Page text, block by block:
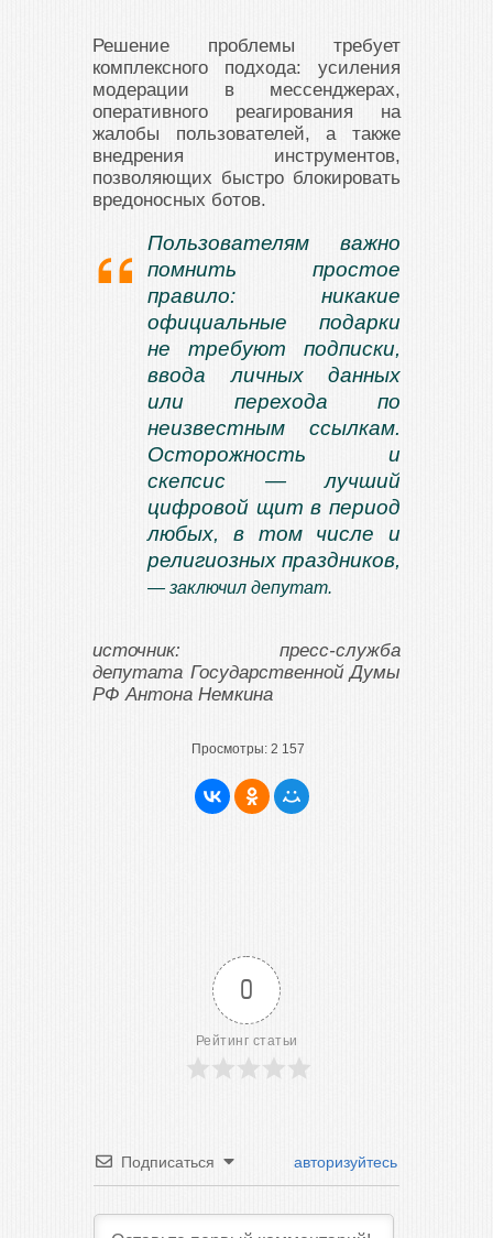
Решение проблемы требует
комплексного подхода: усиления
модерации в мессенджерах,
оперативного реагирования на
жалобы пользователей, а также
внедрения инструментов,
позволяющих быстро блокировать
вредоносных ботов.
Пользователям важно
помнить простое
правило: никакие
официальные подарки
не требуют подписки,
ввода личных данных
или перехода по
неизвестным ссылкам.
Осторожность и
скепсис — лучший
цифровой щит в период
любых, в том числе и
религиозных праздников,
— заключил депутат.
источник: пресс-служба
депутата Государственной Думы
РФ Антона Немкина
Просмотры: 2 157
0
Рейтинг статьи
Подписаться авторизуйтесь